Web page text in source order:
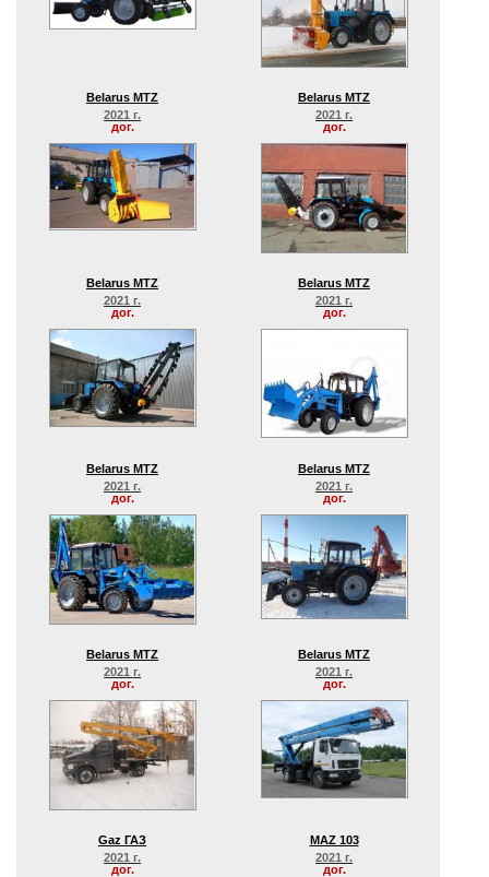
Belarus MTZ
2021 г.
дог.
Belarus MTZ
2021 г.
дог.
Belarus MTZ
2021 г.
дог.
Belarus MTZ
2021 г.
дог.
Belarus MTZ
2021 г.
дог.
Belarus MTZ
2021 г.
дог.
Belarus MTZ
2021 г.
дог.
Belarus MTZ
2021 г.
дог.
Gaz ГАЗ
2021 г.
дог.
MAZ 103
2021 г.
дог.